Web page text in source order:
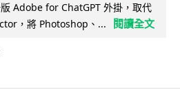
Adobe for ChatGPT 外掛，取代
，將 Photoshop、...
閱讀全文